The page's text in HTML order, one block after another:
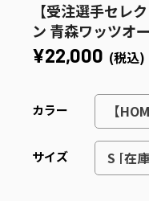
【受注選手セレ
ン 青森ワッツオ
¥22,000 (税込)
カラー
サイズ